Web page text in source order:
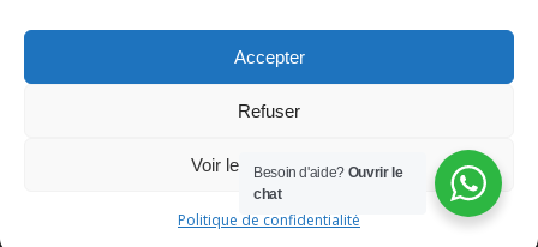
Accepter
Refuser
Voir les préférences
Politique de confidentialité
06.06.56.53.63
Politique de confidentialité
Besoin d'aide? Ouvrir le
chat